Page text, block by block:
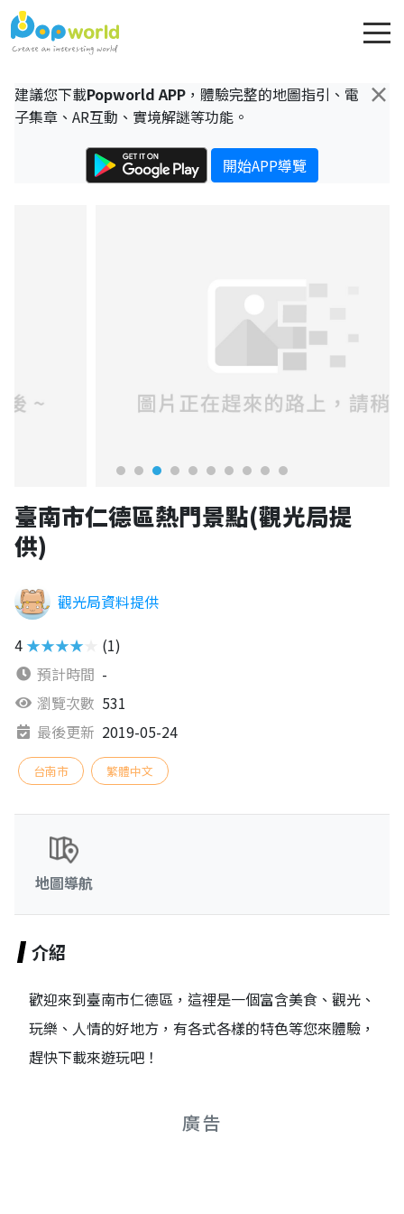
×
建議您下載Popworld APP ，體驗完整的地圖指引、電
子集章、AR互動、實境解謎等功能。
開始APP導覽
臺南市仁德區熱門景點(觀光局提
供)
觀光局資料提供
4 ★★★★★
(1)
預計時間 -
瀏覽次數 531
最後更新 2019-05-24
台南市 繁體中文
地圖導航
介紹
歡迎來到臺南市仁德區，這裡是一個富含美食、觀光、
玩樂、人情的好地方，有各式各樣的特色等您來體驗，
趕快下載來遊玩吧！
廣告